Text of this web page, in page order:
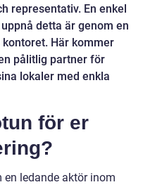
representativ. En enkel
detta är genom en
Här kommer
pålitlig partner för
lokaler med enkla
för er
ledande aktör inom